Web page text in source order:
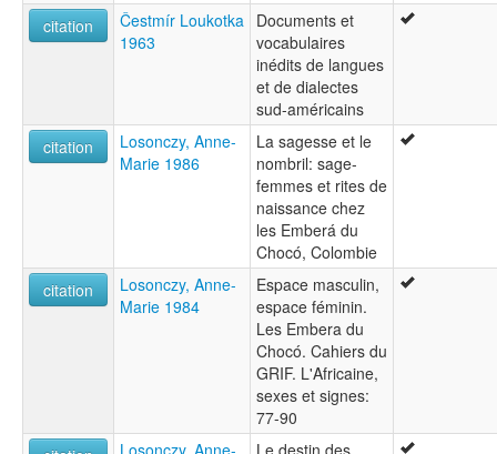
citation
Čestmír Loukotka
1963
Documents et
vocabulaires
inédits de langues
et de dialectes
sud-américains
citation
Losonczy, Anne-
Marie 1986
La sagesse et le
nombril: sage-
femmes et rites de
naissance chez
les Emberá du
Chocó, Colombie
citation
Losonczy, Anne-
Marie 1984
Espace masculin,
espace féminin.
Les Embera du
Chocó. Cahiers du
GRIF. L'Africaine,
sexes et signes:
77-90
Losonczy, Anne- Le destin des